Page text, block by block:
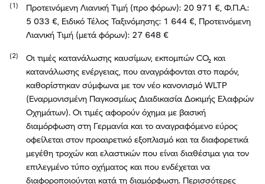
Προτεινόμενη Λιανική Τιμή (προ φόρων): 20 971 €, Φ.Π.Α.:
5 033 €, Ειδικό Τέλος Ταξινόμησης: 1 644 €, Προτεινόμενη
Λιανική Τιμή (μετά φόρων): 27 648 €
Οι τιμές κατανάλωσης καυσίμων, εκπομπών CO₂ και
κατανάλωσης ενέργειας, που αναγράφονται στο παρόν,
καθορίστηκαν σύμφωνα με τον νέο κανονισμό WLTP
(Εναρμονισμένη Παγκοσμίως Διαδικασία Δοκιμής Ελαφρών
Οχημάτων). Οι τιμές αφορούν όχημα με βασική
διαμόρφωση στη Γερμανία και το αναγραφόμενο εύρος
οφείλεται στον προαιρετικό εξοπλισμό και τα διαφορετικά
μεγέθη τροχών και ελαστικών που είναι διαθέσιμα για τον
επιλεγμένο τύπο οχήματος και που ενδέχεται να
διαφοροποιούνται κατά τη διαμόρφωση. Περισσότερες